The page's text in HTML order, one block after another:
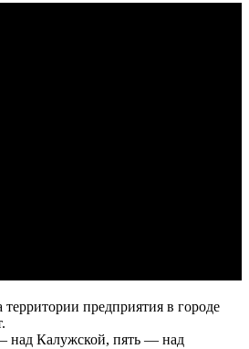
предприятия в городе
над Калужской, пять — над